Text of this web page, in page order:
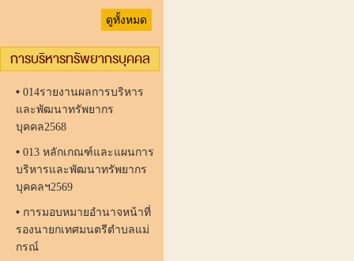
ดูทั้งหมด
การบริหารทรัพยากรบุคคล
• 014รายงานผลการบริหาร
และพัฒนาทรัพยากร
บุคคล2568
• 013 หลักเกณฑ์และแผนการ
บริหารและพัฒนาทรัพยากร
บุคคลฯ2569
• การมอบหมายอำนาจหน้าที่
รองนายกเทศมนตรีตำบลแม่
กรณ์